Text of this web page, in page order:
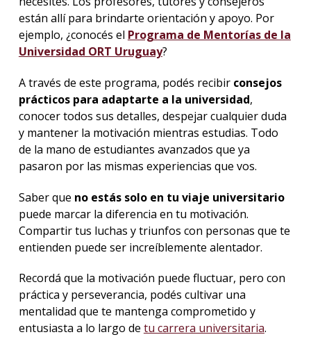
están allí para brindarte orientación y apoyo. Por
ejemplo, ¿conocés el Programa de Mentorías de la
Universidad ORT Uruguay?
A través de este programa, podés recibir consejos
prácticos para adaptarte a la universidad,
conocer todos sus detalles, despejar cualquier duda
y mantener la motivación mientras estudias. Todo
de la mano de estudiantes avanzados que ya
pasaron por las mismas experiencias que vos.
Saber que no estás solo en tu viaje universitario
puede marcar la diferencia en tu motivación.
Compartir tus luchas y triunfos con personas que te
entienden puede ser increíblemente alentador.
Recordá que la motivación puede fluctuar, pero con
práctica y perseverancia, podés cultivar una
mentalidad que te mantenga comprometido y
entusiasta a lo largo de tu carrera universitaria.